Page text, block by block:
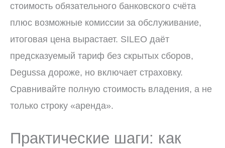
стоимость обязательного банковского счёта
плюс возможные комиссии за обслуживание,
итоговая цена вырастает. SILEO даёт
предсказуемый тариф без скрытых сборов,
Degussa дороже, но включает страховку.
Сравнивайте полную стоимость владения, а не
только строку «аренда».
Практические шаги: как